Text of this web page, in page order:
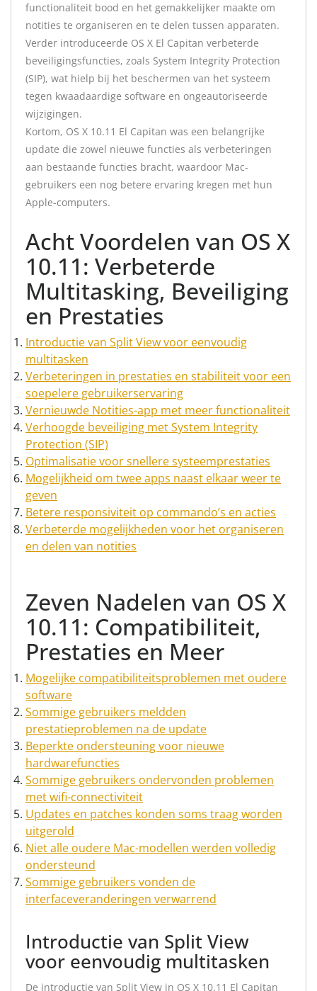
functionaliteit bood en het gemakkelijker maakte om
notities te organiseren en te delen tussen apparaten.
Verder introduceerde OS X El Capitan verbeterde
beveiligingsfuncties, zoals System Integrity Protection
(SIP), wat hielp bij het beschermen van het systeem
tegen kwaadaardige software en ongeautoriseerde
wijzigingen.
Kortom, OS X 10.11 El Capitan was een belangrijke
update die zowel nieuwe functies als verbeteringen
aan bestaande functies bracht, waardoor Mac-
gebruikers een nog betere ervaring kregen met hun
Apple-computers.
Acht Voordelen van OS X
10.11: Verbeterde
Multitasking, Beveiliging
en Prestaties
Introductie van Split View voor eenvoudig
multitasken
Verbeteringen in prestaties en stabiliteit voor een
soepelere gebruikerservaring
Vernieuwde Notities-app met meer functionaliteit
Verhoogde beveiliging met System Integrity
Protection (SIP)
Optimalisatie voor snellere systeemprestaties
Mogelijkheid om twee apps naast elkaar weer te
geven
Betere responsiviteit op commando’s en acties
Verbeterde mogelijkheden voor het organiseren
en delen van notities
Zeven Nadelen van OS X
10.11: Compatibiliteit,
Prestaties en Meer
Mogelijke compatibiliteitsproblemen met oudere
software
Sommige gebruikers meldden
prestatieproblemen na de update
Beperkte ondersteuning voor nieuwe
hardwarefuncties
Sommige gebruikers ondervonden problemen
met wifi-connectiviteit
Updates en patches konden soms traag worden
uitgerold
Niet alle oudere Mac-modellen werden volledig
ondersteund
Sommige gebruikers vonden de
interfaceveranderingen verwarrend
Introductie van Split View
voor eenvoudig multitasken
De introductie van Split View in OS X 10.11 El Capitan